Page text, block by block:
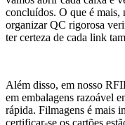
concluídos. O que é mais,
organizar QC rigorosa
ter certeza de cada link
Além disso, em nosso
em embalagens razoável
rápida. Filmagens é mais
certificar-se os cartões